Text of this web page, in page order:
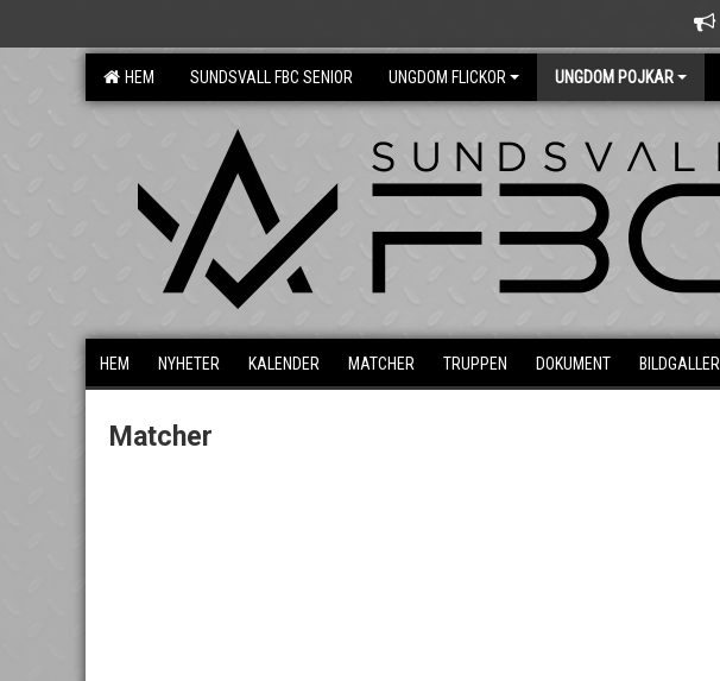
HEM SUNDSVALL FBC SENIOR UNGDOM FLICKOR UNGDOM POJKAR
HEM NYHETER KALENDER MATCHER TRUPPEN DOKUMENT BILDGALLERI
Matcher